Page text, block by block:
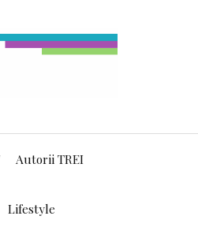
Autorii TREI
Lifestyle